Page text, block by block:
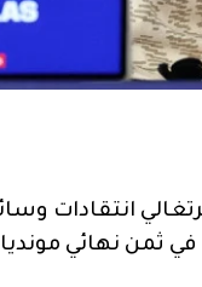
مونديال 2026 لكرة